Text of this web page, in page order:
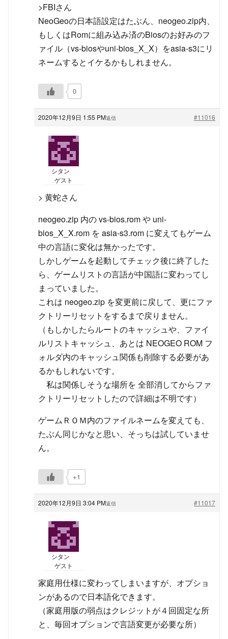
>FBIさん
NeoGeoの日本語設定はたぶん、neogeo.zip内、
もしくはRomに組み込み済のBiosのお好みのフ
ァイル（vs-biosやuni-bios_X_X）をasia-s3にリ
ネームするとイケるかもしれません。
0
2020年12月9日 1:55 PM #11016
返信
シタン
ゲスト
> 黄蛇さん
neogeo.zip 内の vs-bios.rom や uni-
bios_X_X.rom を asia-s3.rom に変えてもゲーム
中の言語に変化は無かったです。
しかしゲームを起動してチェック後に終了した
ら、ゲームリストの言語が中国語に変わってし
まっていました。
これは neogeo.zip を変更前に戻して、更にファ
クトリーリセットをするまで戻りません。
（もしかしたらルートのキャッシュや、ファイ
ルリストキャッシュ、あとは NEOGEO ROM フ
ォルダ内のキャッシュ関係も削除する必要があ
るかもしれないです。
私は関係しそうな場所を 全部消してからファ
クトリーリセットしたので詳細は不明です）
ゲームＲＯＭ内のファイルネームを変えても、
たぶん同じかなと思い、そっちは試していませ
ん。
+1
2020年12月9日 3:04 PM #11017
返信
シタン
ゲスト
家庭用仕様に変わってしまいますが、オプショ
ンがあるので日本語化できます。
（家庭用版の弱点はクレジットが４回固定な所
と、毎回オプションで言語変更が必要な所）